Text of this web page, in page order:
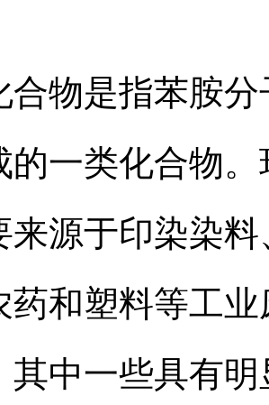
合物是指苯胺
的一类化合物
来源于印染染
药和塑料等工
其中一些具有